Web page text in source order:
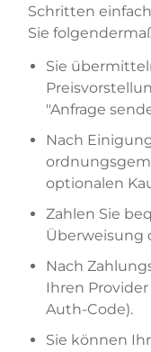
Schritten
Sie
Sie
"Anfrage
Nach
optionalen
Zahlen Sie
Überweisung
Nach
Ihren
Auth-Code).
Sie können